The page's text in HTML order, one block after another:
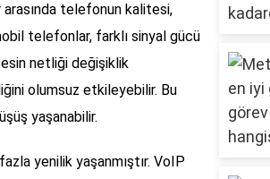
telefonun kalitesi,
telefonlar, farklı sinyal gücü
netliği değişiklik
olumsuz etkileyebilir. Bu
yaşanabilir.
yenilik yaşanmıştır. VoIP